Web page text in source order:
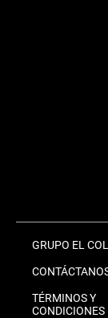
GRUPO EL
TÉRMINOS Y
CONDICIONES